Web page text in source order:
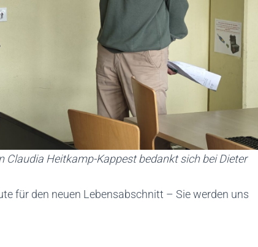
Claudia Heitkamp-Kappest bedankt sich bei Dieter
für den neuen Lebensabschnitt – Sie werden uns